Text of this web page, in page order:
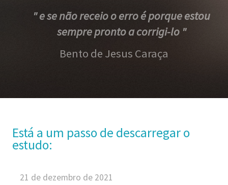
" e se não receio o erro é porque estou
sempre pronto a corrigi-lo "
Bento de Jesus Caraça
Está a um passo de descarregar o
estudo:
21 de dezembro de 2021